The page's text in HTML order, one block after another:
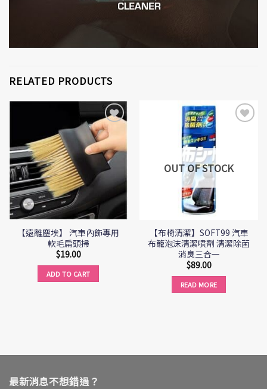
RELATED PRODUCTS
Add to
Wishlist
【遠離塵埃】 汽車內飾專用
軟毛扁頭掃
$19.00
ADD TO CART
OUT OF STOCK
【布椅清潔】SOFT99 汽車
布籠泡沫清潔噴劑 清潔除菌
消臭三合一
$89.00
READ MORE
最新消息不想錯過？